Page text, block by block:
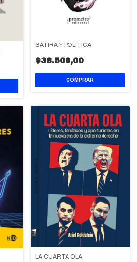
SÁTIRA Y POLÍTICA
$38.500,00
LA CUARTA OLA